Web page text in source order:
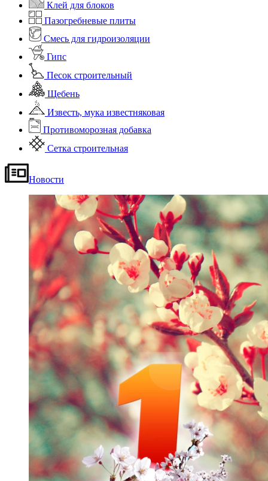
Клей для блоков
Пазогребневые плиты
Смесь для гидроизоляции
Гипс
Песок строительный
Щебень
Известь, мука известняковая
Противоморозная добавка
Сетка строительная
Новости